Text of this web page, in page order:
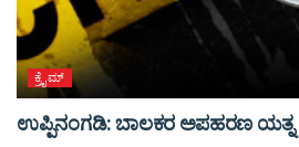
ಕ್ರೈಮ್
ಉಪ್ಪಿನಂಗಡಿ: ಬಾಲಕರ ಅಪಹರಣ ಯತ್ನ